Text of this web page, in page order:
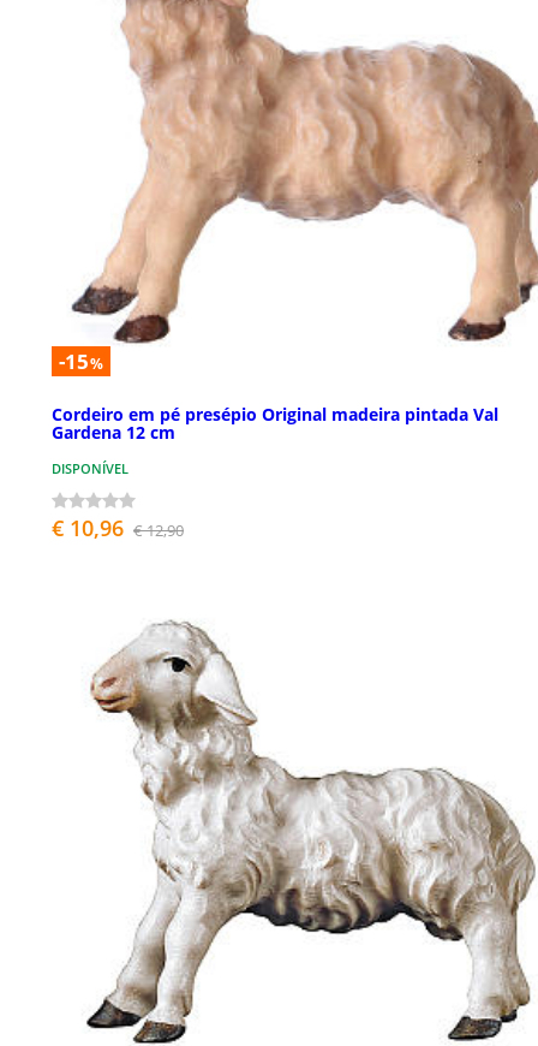
-15%
Cordeiro em pé presépio Original madeira pintada Val
Gardena 12 cm
DISPONÍVEL
€ 10,96 € 12,90